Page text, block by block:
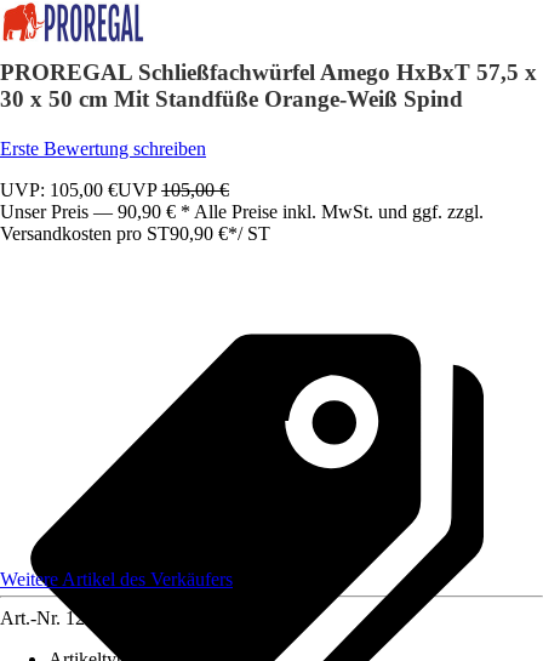
PROREGAL Schließfachwürfel Amego HxBxT 57,5 x
30 x 50 cm Mit Standfüße Orange-Weiß Spind
Erste Bewertung schreiben
UVP: 105,00 €UVP105,00 €
Unser Preis — 90,90 € * Alle Preise inkl. MwSt. und ggf. zzgl.
Versandkosten pro ST90,90 €*/ ST
Weitere Artikel des Verkäufers
Art.-Nr. 12583547